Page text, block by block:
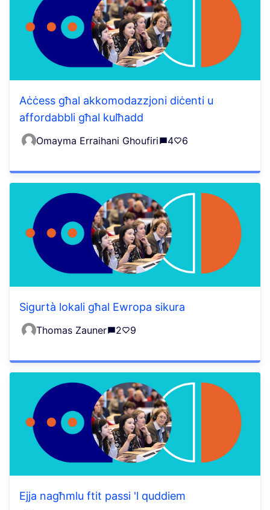
Aċċess għal akkomodazzjoni diċenti u
affordabbli għal kulħadd
Omayma Erraihani Ghoufiri 4 6
Sigurtà lokali għal Ewropa sikura
Thomas Zauner 2 9
Ejja nagħmlu ftit passi 'l quddiem